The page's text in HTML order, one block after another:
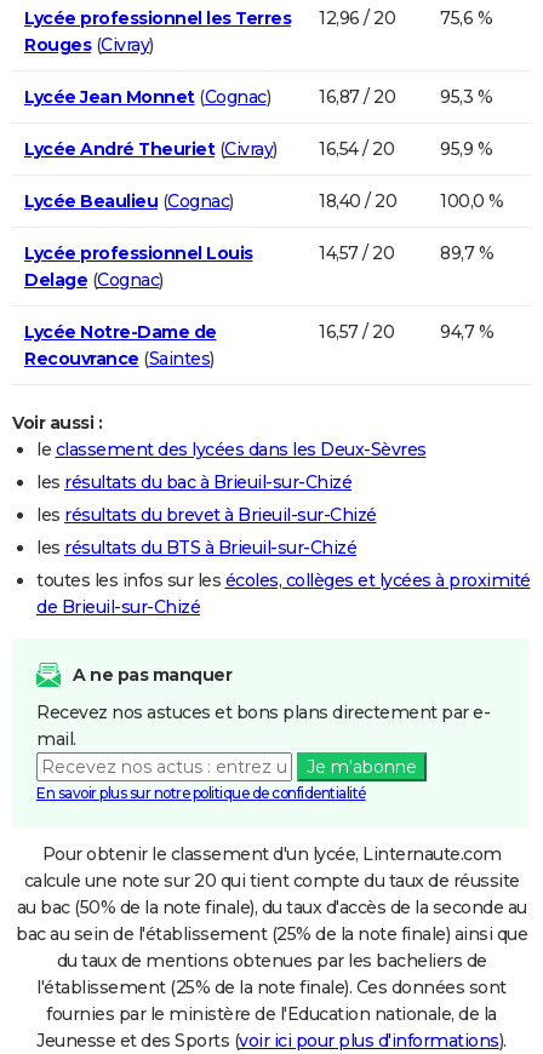
Lycée professionnel les Terres
Rouges(Civray)
12,96 / 20 75,6 %
Lycée Jean Monnet(Cognac) 16,87 / 20 95,3 %
Lycée André Theuriet(Civray) 16,54 / 20 95,9 %
Lycée Beaulieu (Cognac) 18,40 / 20 100,0 %
Lycée professionnel Louis
Delage (Cognac)
14,57 / 20 89,7 %
Lycée Notre-Dame de
Recouvrance (Saintes)
16,57 / 20 94,7 %
Voir aussi :
le classement des lycées dans les Deux-Sèvres
les résultats du bac à Brieuil-sur-Chizé
les résultats du brevet à Brieuil-sur-Chizé
les résultats du BTS à Brieuil-sur-Chizé
toutes les infos sur les écoles, collèges et lycées à proximité
de Brieuil-sur-Chizé
A ne pas manquer
Recevez nos astuces et bons plans directement par e-
mail.
Je m'abonne
En savoir plus sur notre politique de confidentialité
Pour obtenir le classement d'un lycée, Linternaute.com
calcule une note sur 20 qui tient compte du taux de réussite
au bac (50% de la note finale), du taux d'accès de la seconde au
bac au sein de l'établissement (25% de la note finale) ainsi que
du taux de mentions obtenues par les bacheliers de
l'établissement (25% de la note finale). Ces données sont
fournies par le ministère de l'Education nationale, de la
Jeunesse et des Sports (voir ici pour plus d'informations).